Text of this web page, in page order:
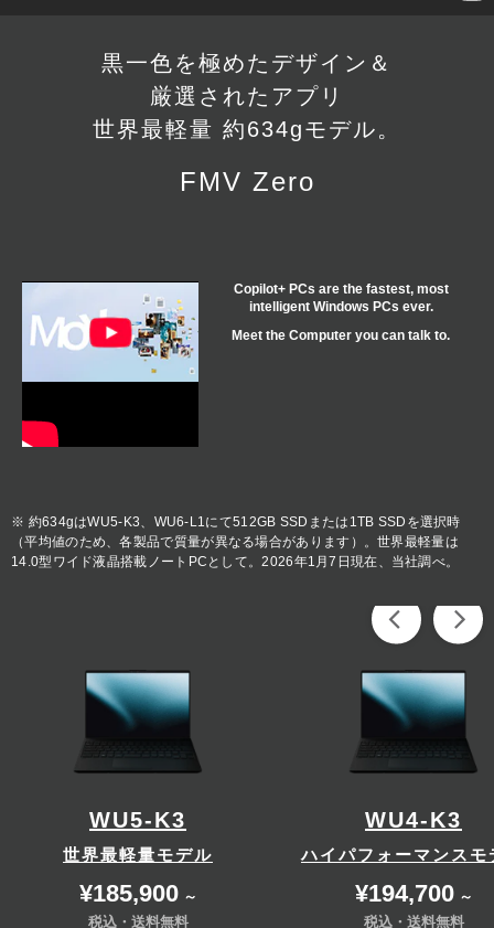
黒一色を極めたデザイン＆
厳選されたアプリ
世界最軽量 約634gモデル。
FMV Zero
Copilot+ PCs are the fastest, most
intelligent Windows PCs ever.
Meet the Computer you can talk to.
※ 約634gはWU5-K3、WU6-L1にて512GB SSDまたは1TB SSDを選択時
（平均値のため、各製品で質量が異なる場合があります）。世界最軽量は
14.0型ワイド液晶搭載ノートPCとして。2026年1月7日現在、当社調べ。
WU5-K3
世界最軽量モデル
¥185,900～
税込・送料無料
WU4-K3
ハイパフォーマンスモ
¥194,700～
税込・送料無料